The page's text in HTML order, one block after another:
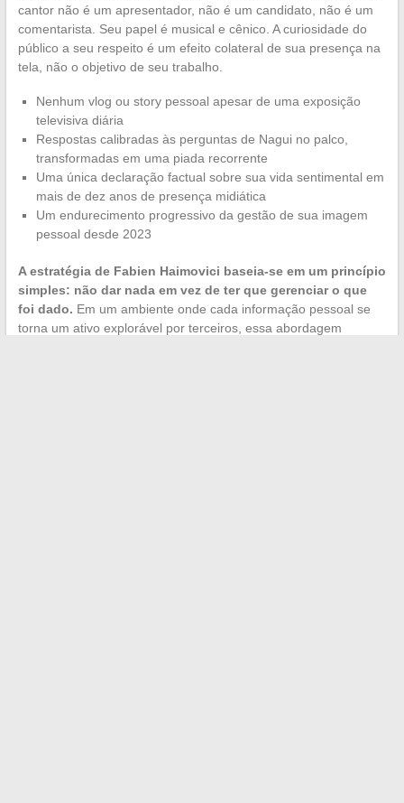
cantor não é um apresentador, não é um candidato, não é um
comentarista. Seu papel é musical e cênico. A curiosidade do
público a seu respeito é um efeito colateral de sua presença na
tela, não o objetivo de seu trabalho.
Nenhum vlog ou story pessoal apesar de uma exposição
televisiva diária
Respostas calibradas às perguntas de Nagui no palco,
transformadas em uma piada recorrente
Uma única declaração factual sobre sua vida sentimental em
mais de dez anos de presença midiática
Um endurecimento progressivo da gestão de sua imagem
pessoal desde 2023
A estratégia de Fabien Haimovici baseia-se em um princípio
simples: não dar nada em vez de ter que gerenciar o que
foi dado. Em um ambiente onde cada informação pessoal se
torna um ativo explorável por terceiros, essa abordagem